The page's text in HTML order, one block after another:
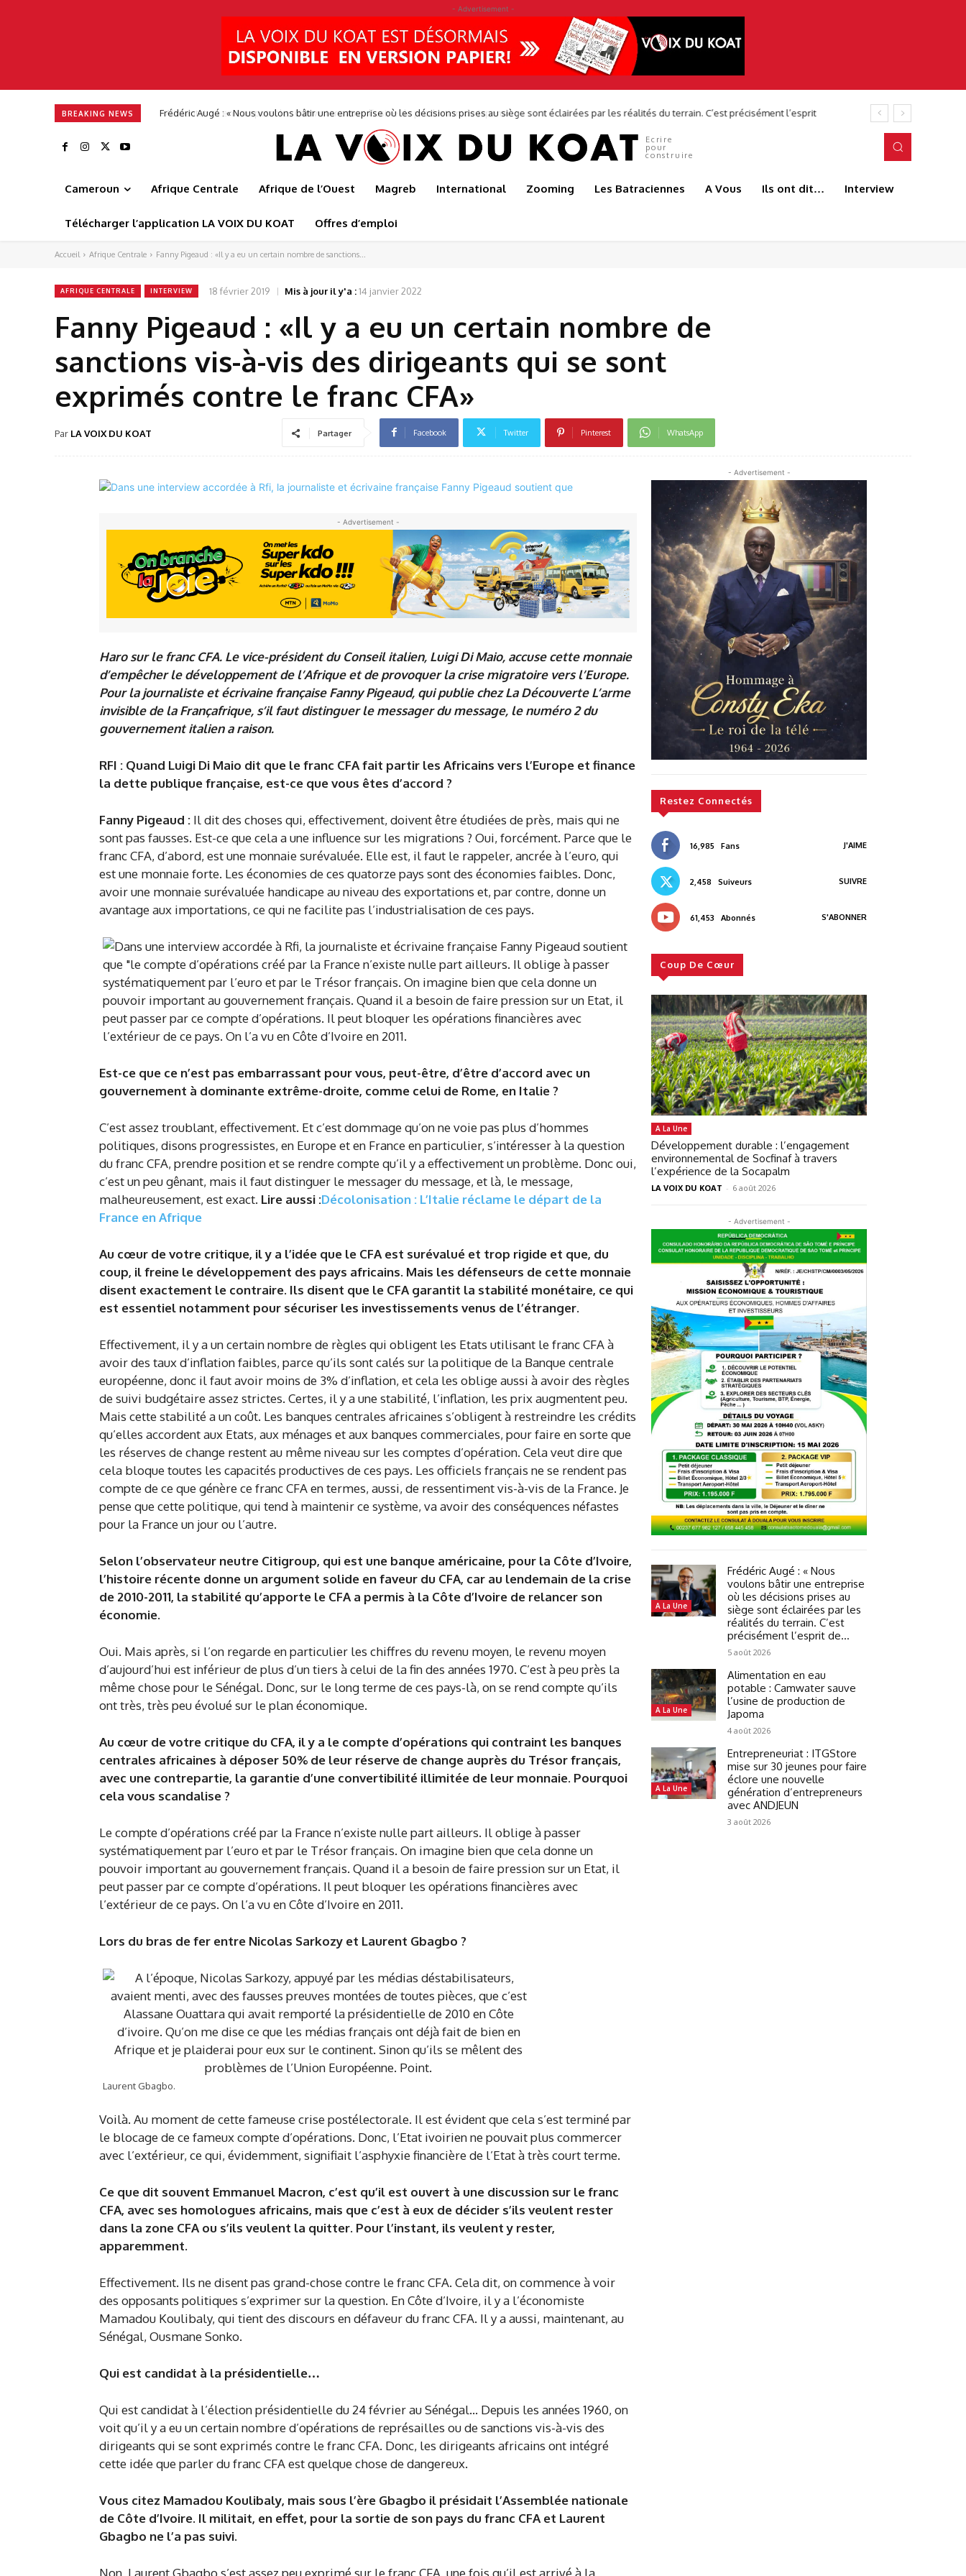
- Advertisement -
BREAKING NEWS Alimentation en eau potable : Camwater sauve l’usine de production de Japoma
Ecrire
pour
construire
Cameroun Afrique Centrale Afrique de l’Ouest Magreb International Zooming Les Batraciennes A Vous Ils ont dit… Interview
Télécharger l’application LA VOIX DU KOAT Offres d’emploi
Accueil Afrique Centrale Fanny Pigeaud : «Il y a eu un certain nombre de sanctions...
AFRIQUE CENTRALE INTERVIEW 18 février 2019 Mis à jour il y'a :14 janvier 2022
Fanny Pigeaud : «Il y a eu un certain nombre de
sanctions vis-à-vis des dirigeants qui se sont
exprimés contre le franc CFA»
Par LA VOIX DU KOAT Partager Facebook Twitter Pinterest WhatsApp
- Advertisement -
Haro sur le franc CFA. Le vice-président du Conseil italien, Luigi Di Maio, accuse cette monnaie
d’empêcher le développement de l’Afrique et de provoquer la crise migratoire vers l’Europe.
Pour la journaliste et écrivaine française Fanny Pigeaud, qui publie chez La Découverte L’arme
invisible de la Françafrique, s’il faut distinguer le messager du message, le numéro 2 du
gouvernement italien a raison.
RFI : Quand Luigi Di Maio dit que le franc CFA fait partir les Africains vers l’Europe et finance
la dette publique française, est-ce que vous êtes d’accord ?
Fanny Pigeaud : Il dit des choses qui, effectivement, doivent être étudiées de près, mais qui ne
sont pas fausses. Est-ce que cela a une influence sur les migrations ? Oui, forcément. Parce que le
franc CFA, d’abord, est une monnaie surévaluée. Elle est, il faut le rappeler, ancrée à l’euro, qui
est une monnaie forte. Les économies de ces quatorze pays sont des économies faibles. Donc,
avoir une monnaie surévaluée handicape au niveau des exportations et, par contre, donne un
avantage aux importations, ce qui ne facilite pas l’industrialisation de ces pays.
Est-ce que ce n’est pas embarrassant pour vous, peut-être, d’être d’accord avec un
gouvernement à dominante extrême-droite, comme celui de Rome, en Italie?
C’est assez troublant, effectivement. Et c’est dommage qu’on ne voie pas plus d’hommes
politiques, disons progressistes, en Europe et en France en particulier, s’intéresser à la question
du franc CFA, prendre position et se rendre compte qu’il y a effectivement un problème. Donc oui,
c’est un peu gênant, mais il faut distinguer le messager du message, et là, le message,
malheureusement, est exact. Lire aussi :Décolonisation : L’Italie réclame le départ de la
France en Afrique
Au cœur de votre critique, il y a l’idée que le CFA est surévalué et trop rigide et que, du
coup, il freine le développement des pays africains. Mais les défenseurs de cette monnaie
disent exactement le contraire. Ils disent que le CFA garantit la stabilité monétaire, ce qui
est essentiel notamment pour sécuriser les investissements venus de l’étranger.
Effectivement, il y a un certain nombre de règles qui obligent les Etats utilisant le franc CFA à
avoir des taux d’inflation faibles, parce qu’ils sont calés sur la politique de la Banque centrale
européenne, donc il faut avoir moins de 3% d’inflation, et cela les oblige aussi à avoir des règles
de suivi budgétaire assez strictes. Certes, il y a une stabilité, l’inflation, les prix augmentent peu.
Mais cette stabilité a un coût. Les banques centrales africaines s’obligent à restreindre les crédits
qu’elles accordent aux Etats, aux ménages et aux banques commerciales, pour faire en sorte que
les réserves de change restent au même niveau sur les comptes d’opération. Cela veut dire que
cela bloque toutes les capacités productives de ces pays. Les officiels français ne se rendent pas
compte de ce que génère ce franc CFA en termes, aussi, de ressentiment vis-à-vis de la France. Je
pense que cette politique, qui tend à maintenir ce système, va avoir des conséquences néfastes
pour la France un jour ou l’autre.
Selon l’observateur neutre Citigroup, qui est une banque américaine, pour la Côte d’Ivoire,
l’histoire récente donne un argument solide en faveur du CFA, car au lendemain de la crise
de 2010-2011, la stabilité qu’apporte le CFA a permis à la Côte d’Ivoire de relancer son
économie.
Oui. Mais après, si l’on regarde en particulier les chiffres du revenu moyen, le revenu moyen
d’aujourd’hui est inférieur de plus d’un tiers à celui de la fin des années 1970. C’est à peu près la
même chose pour le Sénégal. Donc, sur le long terme de ces pays-là, on se rend compte qu’ils
ont très, très peu évolué sur le plan économique.
Au cœur de votre critique du CFA, il y a le compte d’opérations qui contraint les banques
centrales africaines à déposer 50% de leur réserve de change auprès du Trésor français,
avec une contrepartie, la garantie d’une convertibilité illimitée de leur monnaie. Pourquoi
cela vous scandalise?
Le compte d’opérations créé par la France n’existe nulle part ailleurs. Il oblige à passer
systématiquement par l’euro et par le Trésor français. On imagine bien que cela donne un
pouvoir important au gouvernement français. Quand il a besoin de faire pression sur un Etat, il
peut passer par ce compte d’opérations. Il peut bloquer les opérations financières avec
l’extérieur de ce pays. On l’a vu en Côte d’Ivoire en 2011.
Lors du bras de fer entre Nicolas Sarkozy et Laurent Gbagbo ?
Laurent Gbagbo.
Voilà. Au moment de cette fameuse crise postélectorale. Il est évident que cela s’est terminé par
le blocage de ce fameux compte d’opérations. Donc, l’Etat ivoirien ne pouvait plus commercer
avec l’extérieur, ce qui, évidemment, signifiait l’asphyxie financière de l’Etat à très court terme.
Ce que dit souvent Emmanuel Macron, c’est qu’il est ouvert à une discussion sur le franc
CFA, avec ses homologues africains, mais que c’est à eux de décider s’ils veulent rester
dans la zone CFA ou s’ils veulent la quitter. Pour l’instant, ils veulent y rester,
apparemment.
Effectivement. Ils ne disent pas grand-chose contre le franc CFA. Cela dit, on commence à voir
des opposants politiques s’exprimer sur la question. En Côte d’Ivoire, il y a l’économiste
Mamadou Koulibaly, qui tient des discours en défaveur du franc CFA. Il y a aussi, maintenant, au
Sénégal, Ousmane Sonko.
Qui est candidat à la présidentielle…
Qui est candidat à l’élection présidentielle du 24 février au Sénégal… Depuis les années 1960, on
voit qu’il y a eu un certain nombre d’opérations de représailles ou de sanctions vis-à-vis des
dirigeants qui se sont exprimés contre le franc CFA. Donc, les dirigeants africains ont intégré
cette idée que parler du franc CFA est quelque chose de dangereux.
Vous citez Mamadou Koulibaly, mais sous l’ère Gbagbo il présidait l’Assemblée nationale
de Côte d’Ivoire. Il militait, en effet, pour la sortie de son pays du franc CFA et Laurent
Gbagbo ne l’a pas suivi.
- Advertisement -
Restez Connectés
16,985 Fans J'AIME
2,458 Suiveurs SUIVRE
61,453 Abonnés S'ABONNER
Coup De Cœur
A La Une
Développement durable : l’engagement
environnemental de Socfinaf à travers
l’expérience de la Socapalm
LA VOIX DU KOAT - 6 août 2026
- Advertisement -
A La Une
Frédéric Augé : « Nous
voulons bâtir une entreprise
où les décisions prises au
siège sont éclairées par les
réalités du terrain. C’est
précisément l’esprit de...
5 août 2026
A La Une
Alimentation en eau
potable : Camwater sauve
l’usine de production de
Japoma
4 août 2026
A La Une
Entrepreneuriat : ITGStore
mise sur 30 jeunes pour faire
éclore une nouvelle
génération d’entrepreneurs
avec ANDJEUN
3 août 2026